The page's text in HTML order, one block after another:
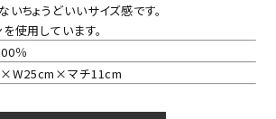
ちょうどいいサイズ感です。
使用しています。
％
マチ11cm